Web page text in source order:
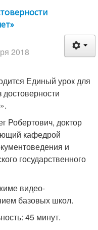
2018
Единый урок для
Робертович, доктор
кафедрой
и
государственного
видео-
базовых школ.
45 минут.